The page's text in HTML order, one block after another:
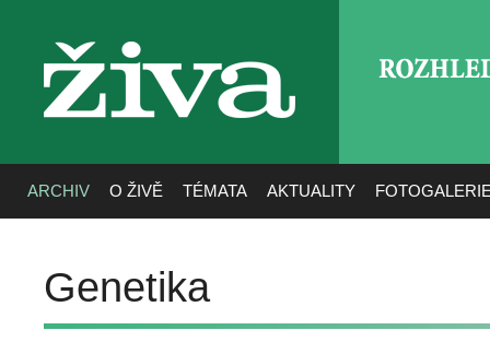
živa
ARCHIV O ŽIVĚ TÉMATA AKTUALITY
Genetika